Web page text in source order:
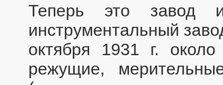
Теперь это завод
инструментальный
октября 1931 г.
режущие,